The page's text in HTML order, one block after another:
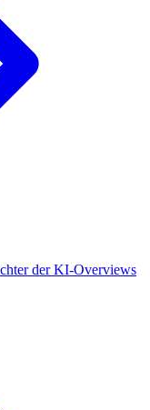
der KI-Overviews